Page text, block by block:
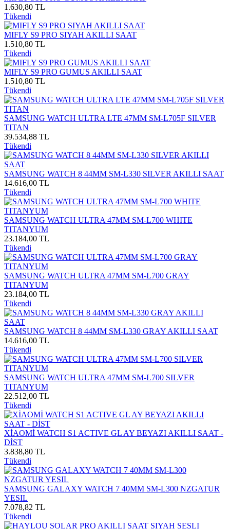
1.630,80 TL
Tükendi
MIFLY S9 PRO SIYAH AKILLI SAAT
1.510,80 TL
Tükendi
MIFLY S9 PRO GUMUS AKILLI SAAT
1.510,80 TL
Tükendi
SAMSUNG WATCH ULTRA LTE 47MM SM-L705F SILVER
TITAN
39.534,88 TL
Tükendi
SAMSUNG WATCH 8 44MM SM-L330 SILVER AKILLI SAAT
14.616,00 TL
Tükendi
SAMSUNG WATCH ULTRA 47MM SM-L700 WHITE
TITANYUM
23.184,00 TL
Tükendi
SAMSUNG WATCH ULTRA 47MM SM-L700 GRAY
TITANYUM
23.184,00 TL
Tükendi
SAMSUNG WATCH 8 44MM SM-L330 GRAY AKILLI SAAT
14.616,00 TL
Tükendi
SAMSUNG WATCH ULTRA 47MM SM-L700 SILVER
TITANYUM
22.512,00 TL
Tükendi
XİAOMİ WATCH S1 ACTIVE GL AY BEYAZI AKILLI SAAT -
DİST
3.838,80 TL
Tükendi
SAMSUNG GALAXY WATCH 7 40MM SM-L300 NZGATUR
YESIL
7.078,82 TL
Tükendi